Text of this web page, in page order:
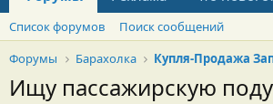
Список форумов
Поиск сообщений
Форумы
Барахолка Купля-Продажа
Ищу пассажирскую